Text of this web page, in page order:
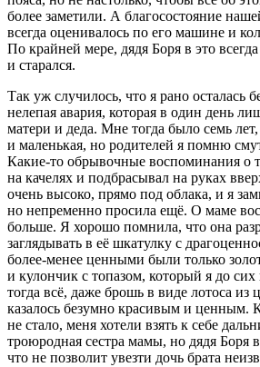
более заметили. А благосостояние
всегда оценивалось по его машине и
По крайней мере, дядя Боря в это
и старался.
Так уж случилось, что я рано осталась
нелепая авария, которая в один день
матери и деда. Мне тогда было семь
и маленькая, но родителей я помню
Какие-то обрывочные воспоминания о
на качелях и подбрасывал на руках
очень высоко, прямо под облака, и я
но непременно просила ещё. О маме
больше. Я хорошо помнила, что она
заглядывать в её шкатулку с
более-менее ценными были только
и кулончик с топазом, который я до
тогда всё, даже брошь в виде лотоса из
казалось безумно красивым и ценным.
не стало, меня хотели взять к себе
троюродная сестра мамы, но дядя Боря
что не позволит увезти дочь брата